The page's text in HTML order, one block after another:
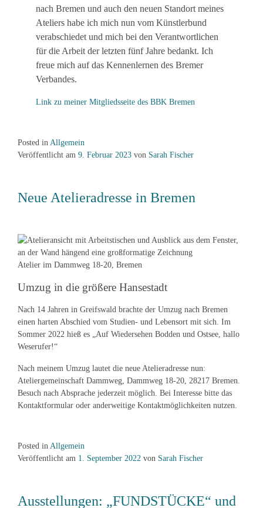
nach Bremen und auch den neuen Standort meines
Ateliers habe ich mich nun vom Künstlerbund
verabschiedet und mich bei den Verantwortlichen
für die Arbeit der letzten fünf Jahre bedankt. Ich
freue mich auf das Kennenlernen des Bremer
Verbandes.
Link zu meiner Mitgliedsseite des BBK Bremen
Posted in Allgemein
Veröffentlicht am 9. Februar 2023 von Sarah Fischer
Neue Atelieradresse in Bremen
Atelier im Dammweg 18-20, Bremen
Umzug in die größere Hansestadt
Nach 14 Jahren in Greifswald brachte der Umzug nach Bremen
einen harten Abschied vom Studien- und Lebensort mit sich. Im
Sommer 2022 hieß es „Auf Wiedersehen Bodden und Ostsee, hallo
Weserufer!“
Nach meinem Umzug lautet die neue Atelieradresse nun:
Ateliergemeinschaft Dammweg, Dammweg 18-20, 28217 Bremen.
Besuch nach Absprache jederzeit möglich. Bei Interesse bitte das
Kontaktformular oder anderweitige Kontaktmöglichkeiten nutzen.
Posted in Allgemein
Veröffentlicht am 1. September 2022 von Sarah Fischer
Ausstellungen: „FUNDSTÜCKE“ und